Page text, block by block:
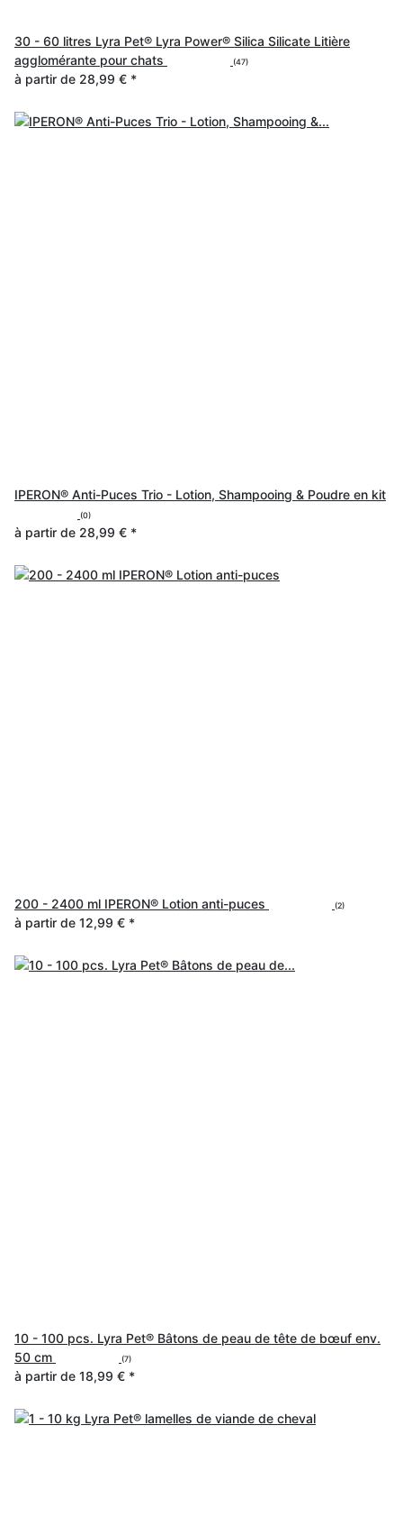
30 - 60 litres Lyra Pet® Lyra Power® Silica Silicate Litière
agglomérante pour chats
(47)
à partir de 28,99 € *
IPERON® Anti-Puces Trio - Lotion, Shampooing & Poudre en kit
(0)
à partir de 28,99 € *
200 - 2400 ml IPERON® Lotion anti-puces (2)
à partir de 12,99 € *
10 - 100 pcs. Lyra Pet® Bâtons de peau de tête de bœuf env.
50 cm
(7)
à partir de 18,99 € *